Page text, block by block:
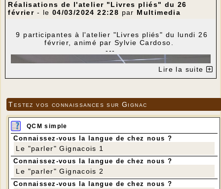
Réalisations de l'atelier "Livres pliés" du 26
février - le 04/03/2024 22:28 par Multimedia
9 participantes à l'atelier "Livres pliés" du lundi 26
février, animé par Sylvie Cardoso.
---
Lire la suite
Testez vos connaissances sur Gignac
QCM simple
Connaissez-vous la langue de chez nous ?
Le "parler" Gignacois 1
Connaissez-vous la langue de chez nous ?
Le "parler" Gignacois 2
Connaissez-vous la langue de chez nous ?